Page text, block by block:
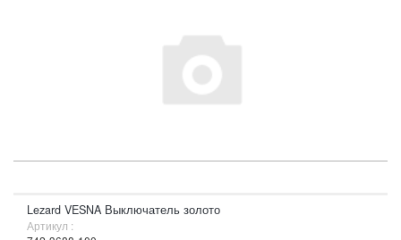
Lezard VESNA Выключатель золото
Артикул :